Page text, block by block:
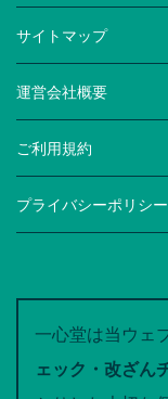
サイトマップ
運営会社概要
ご利用規約
プライバシーポリシー
一心堂は当ウェ
ェック・改ざん